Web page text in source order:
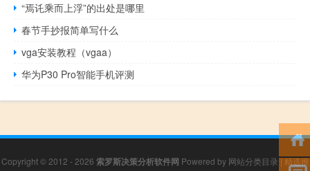
“焉讬乘而上浮”的出处是哪里
春节手抄报简单写什么
vga安装教程（vgaa）
华为P30 Pro智能手机评测
Copyright © 2012 - 2026 索罗斯决策分析软件网 Powered by 网站分类目录|精选推